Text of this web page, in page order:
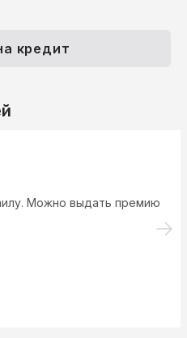
кредит
быстро и по